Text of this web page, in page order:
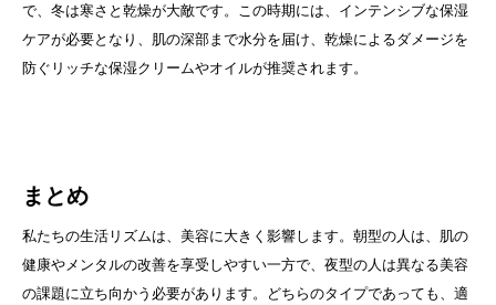
で、冬は寒さと乾燥が大敵です。この時期には、インテンシブな保湿
ケアが必要となり、肌の深部まで水分を届け、乾燥によるダメージを
防ぐリッチな保湿クリームやオイルが推奨されます。
まとめ
私たちの生活リズムは、美容に大きく影響します。朝型の人は、肌の
健康やメンタルの改善を享受しやすい一方で、夜型の人は異なる美容
の課題に立ち向かう必要があります。どちらのタイプであっても、適